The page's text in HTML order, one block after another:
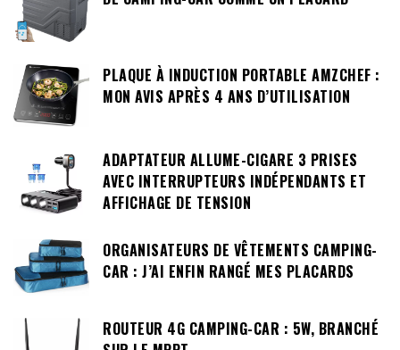
PLAQUE À INDUCTION PORTABLE AMZCHEF :
MON AVIS APRÈS 4 ANS D’UTILISATION
ADAPTATEUR ALLUME-CIGARE 3 PRISES
AVEC INTERRUPTEURS INDÉPENDANTS ET
AFFICHAGE DE TENSION
ORGANISATEURS DE VÊTEMENTS CAMPING-
CAR : J’AI ENFIN RANGÉ MES PLACARDS
ROUTEUR 4G CAMPING-CAR : 5W, BRANCHÉ